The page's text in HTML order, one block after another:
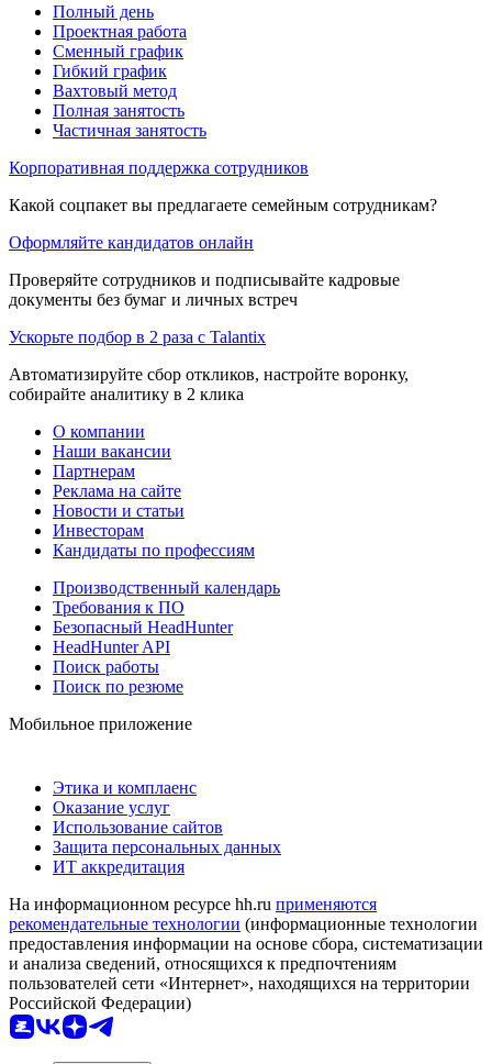
Полный день
Проектная работа
Сменный график
Гибкий график
Вахтовый метод
Полная занятость
Частичная занятость
Корпоративная поддержка сотрудников
Какой соцпакет вы предлагаете семейным сотрудникам?
Оформляйте кандидатов онлайн
Проверяйте сотрудников и подписывайте кадровые
документы без бумаг и личных встреч
Ускорьте подбор в 2 раза с Talantix
Автоматизируйте сбор откликов, настройте воронку,
собирайте аналитику в 2 клика
О компании
Наши вакансии
Партнерам
Реклама на сайте
Новости и статьи
Инвесторам
Кандидаты по профессиям
Производственный календарь
Требования к ПО
Безопасный HeadHunter
HeadHunter API
Поиск работы
Поиск по резюме
Мобильное приложение
Этика и комплаенс
Оказание услуг
Использование сайтов
Защита персональных данных
ИТ аккредитация
На информационном ресурсе hh.ru применяются
рекомендательные технологии (информационные технологии
предоставления информации на основе сбора, систематизации
и анализа сведений, относящихся к предпочтениям
пользователей сети «Интернет», находящихся на территории
Российской Федерации)